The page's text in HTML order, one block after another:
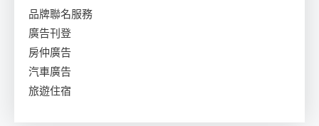
品牌聯名服務
廣告刊登
房仲廣告
汽車廣告
旅遊住宿